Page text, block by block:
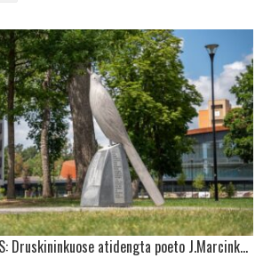
GIEDANTIS PAUKŠTIS: Druskininkuose atidengta poeto J.Marcinkevičiaus atminimui skirta skulptūra